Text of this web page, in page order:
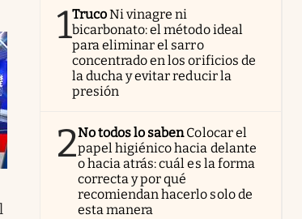
1TrucoNi vinagre ni
bicarbonato: el método ideal
para eliminar el sarro
concentrado en los orificios de
la ducha y evitar reducir la
presión
2No todos lo sabenColocar el
papel higiénico hacia delante
o hacia atrás: cuál es la forma
correcta y por qué
recomiendan hacerlo solo de
esta manera